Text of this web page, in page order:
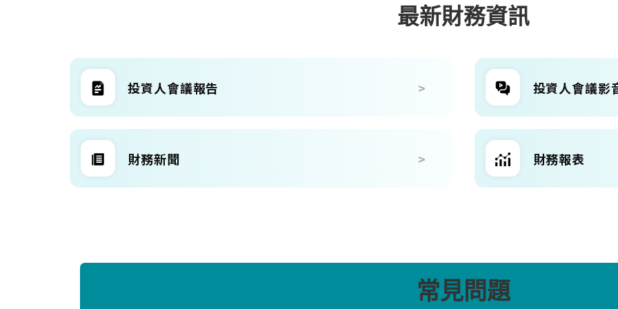
最新財務資訊
投資人會議報告 投資人會議影
財務新聞 財務報表
常見問題